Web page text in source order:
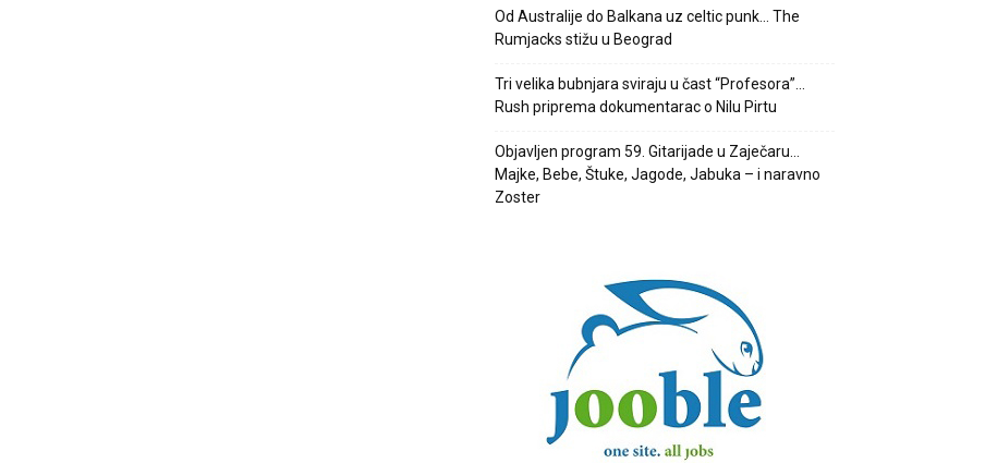
Od Australije do Balkana uz celtic punk… The
Rumjacks stižu u Beograd
Tri velika bubnjara sviraju u čast “Profesora”…
Rush priprema dokumentarac o Nilu Pirtu
Objavljen program 59. Gitarijade u Zaječaru…
Majke, Bebe, Štuke, Jagode, Jabuka – i naravno
Zoster